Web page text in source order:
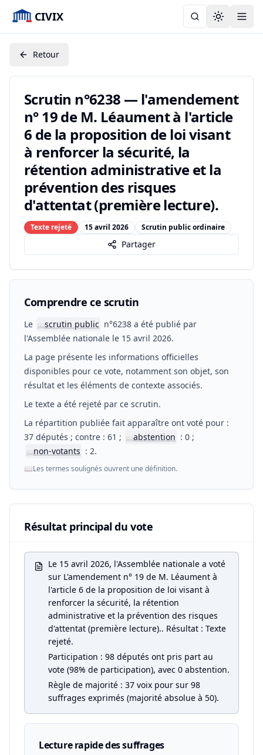
CIVIX Toggle
Retour
Scrutin n°6238 — l'amendement
n° 19 de M. Léaument à l'article
6 de la proposition de loi visant
à renforcer la sécurité, la
rétention administrative et la
prévention des risques
d'attentat (première lecture).
Texte rejeté 15 avril 2026 Scrutin public ordinaire
Partager
Comprendre ce scrutin
Le 📖scrutin public n°6238 a été publié par
l'Assemblée nationale le 15 avril 2026.
La page présente les informations officielles
disponibles pour ce vote, notamment son objet, son
résultat et les éléments de contexte associés.
Le texte a été rejeté par ce scrutin.
La répartition publiée fait apparaître ont voté pour :
37 députés ; contre : 61 ;
📖abstention : 0 ;
📖non-votants : 2.
📖Les termes soulignés ouvrent une définition.
Résultat principal du vote
Le 15 avril 2026, l'Assemblée nationale a voté
sur L'amendement n° 19 de M. Léaument à
l'article 6 de la proposition de loi visant à
renforcer la sécurité, la rétention
administrative et la prévention des risques
d'attentat (première lecture).. Résultat : Texte
rejeté.
Participation : 98 députés ont pris part au
vote (98% de participation), avec 0 abstention.
Règle de majorité : 37 voix pour sur 98
suffrages exprimés (majorité absolue à 50).
Lecture rapide des suffrages